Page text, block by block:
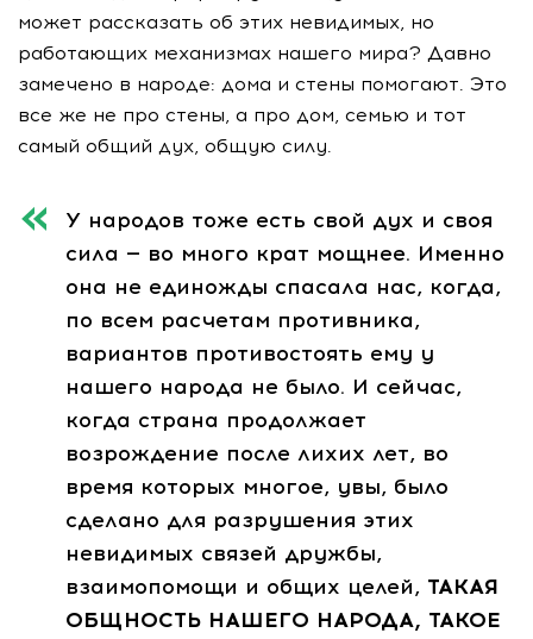
может рассказать об этих невидимых, но
работающих механизмах нашего мира? Давно
замечено в народе: дома и стены помогают. Это
все же не про стены, а про дом, семью и тот
самый общий дух, общую силу.
У народов тоже есть свой дух и своя
сила — во много крат мощнее. Именно
она не единожды спасала нас, когда,
по всем расчетам противника,
вариантов противостоять ему у
нашего народа не было. И сейчас,
когда страна продолжает
возрождение после лихих лет, во
время которых многое, увы, было
сделано для разрушения этих
невидимых связей дружбы,
взаимопомощи и общих целей, ТАКАЯ
ОБЩНОСТЬ НАШЕГО НАРОДА, ТАКОЕ